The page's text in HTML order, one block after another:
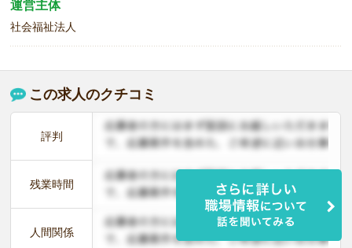
運営主体
社会福祉法人
この求人のクチコミ
評判
残業時間
人間関係